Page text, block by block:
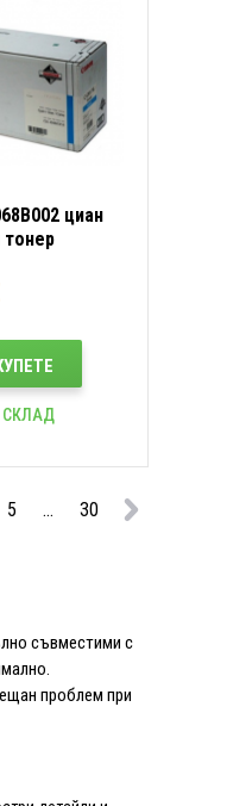
циан
тонер
СКЛАД
5 ... 30
съвместими с
проблем при